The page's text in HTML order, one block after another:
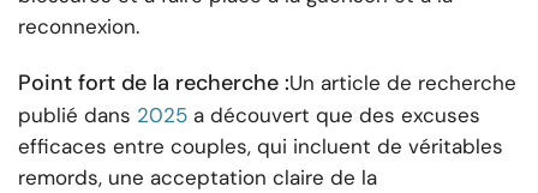
reconnexion.
Point fort de la recherche :Un article de recherche
publié dans 2025 a découvert que des excuses
efficaces entre couples, qui incluent de véritables
remords, une acceptation claire de la